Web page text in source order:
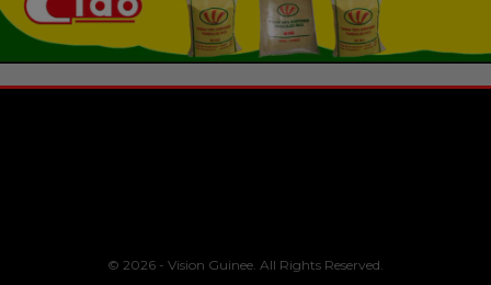
© 2026 - Vision Guinee. All Rights Reserved.